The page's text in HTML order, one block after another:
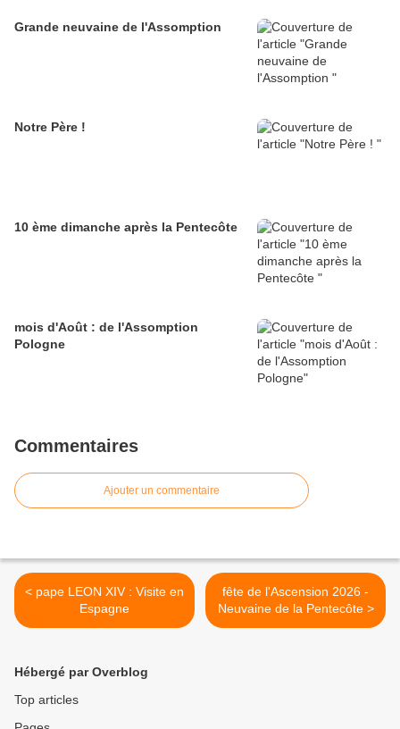
Grande neuvaine de l'Assomption
Notre Père !
10 ème dimanche après la Pentecôte
mois d'Août : de l'Assomption
Pologne
Commentaires
Ajouter un commentaire
< pape LEON XIV : Visite en
Espagne
fête de l'Ascension 2026 -
Neuvaine de la Pentecôte >
Hébergé par Overblog
Top articles